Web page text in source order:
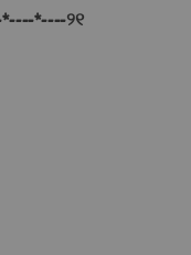
*----୨୧